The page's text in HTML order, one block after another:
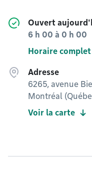
Ouvert
6 h 00 à 0 h 00
Horaire complet
Adresse
6265, avenue
Montréal
Voir la carte